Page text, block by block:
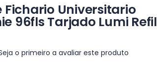
Fichario Universitario
96fls Tarjado Lumi Refil
o primeiro a avaliar este produto